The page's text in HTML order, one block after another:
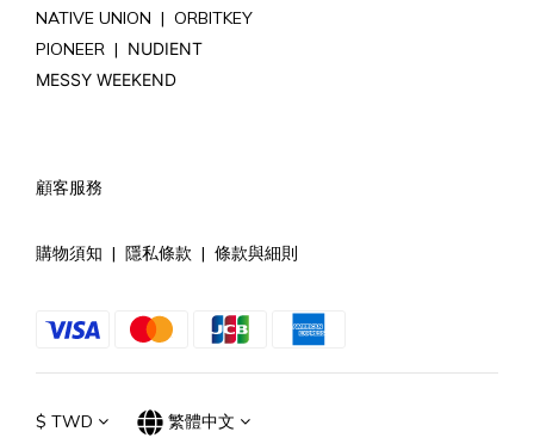
NATIVE UNION | ORBITKEY
PIONEER | NUDIENT
MESSY WEEKEND
顧客服務
購物須知 | 隱私條款 | 條款與細則
$ TWD 繁體中文